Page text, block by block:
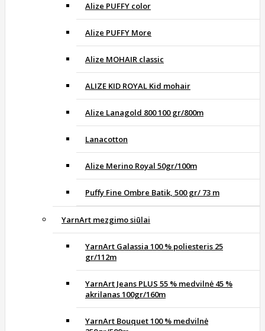
Alize PUFFY color
Alize PUFFY More
Alize MOHAIR classic
ALIZE KID ROYAL Kid mohair
Alize Lanagold 800 100 gr/800m
Lanacotton
Alize Merino Royal 50gr/100m
Puffy Fine Ombre Batik, 500 gr/ 73 m
YarnArt mezgimo siūlai
YarnArt Galassia 100 % poliesteris 25
gr/112m
YarnArt Jeans PLUS 55 % medvilnė 45 %
akrilanas 100gr/160m
YarnArt Bouquet 100 % medvilnė